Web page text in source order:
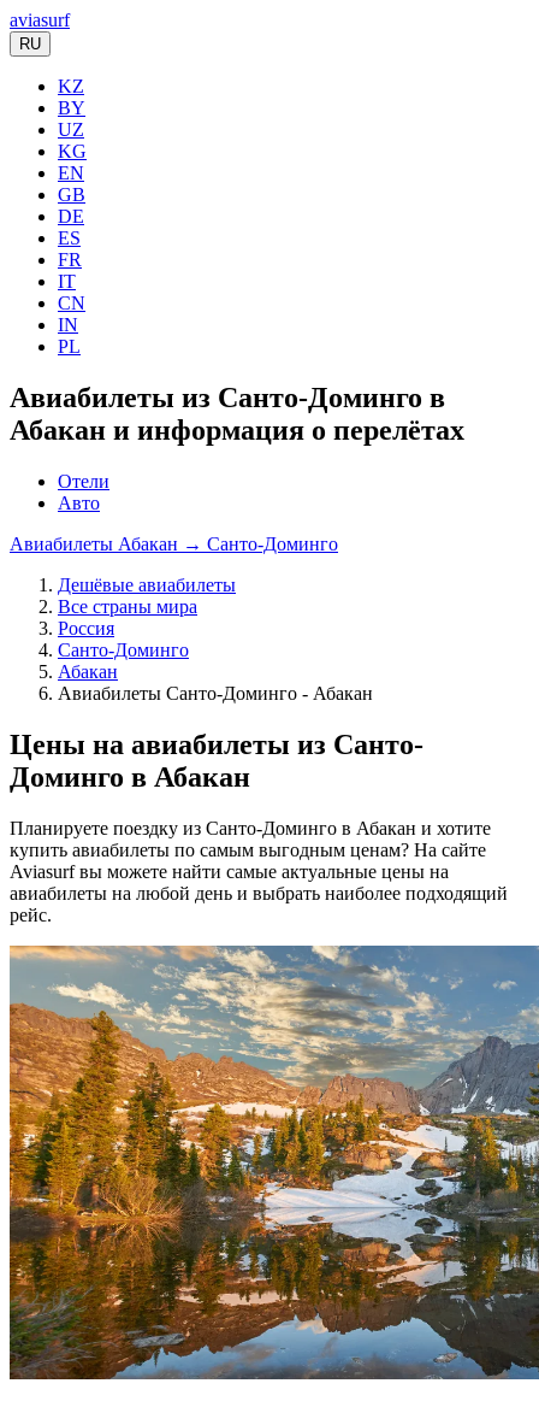
aviasurf
RU
KZ
BY
UZ
KG
EN
GB
DE
ES
FR
IT
CN
IN
PL
Авиабилеты из Санто-Доминго в
Абакан и информация о перелётах
Отели
Авто
Авиабилеты Абакан → Санто-Доминго
Дешёвые авиабилеты
Все страны мира
Россия
Санто-Доминго
Абакан
Авиабилеты Санто-Доминго - Абакан
Цены на авиабилеты из Санто-
Доминго в Абакан
Планируете поездку из Санто-Доминго в Абакан и хотите
купить авиабилеты по самым выгодным ценам? На сайте
Aviasurf вы можете найти самые актуальные цены на
авиабилеты на любой день и выбрать наиболее подходящий
рейс.